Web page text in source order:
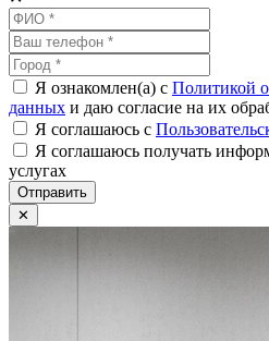
Я ознакомлен(а) с Политикой
данных и даю согласие на их
Я соглашаюсь c
Я соглашаюсь получать
услугах
Отправить
✕